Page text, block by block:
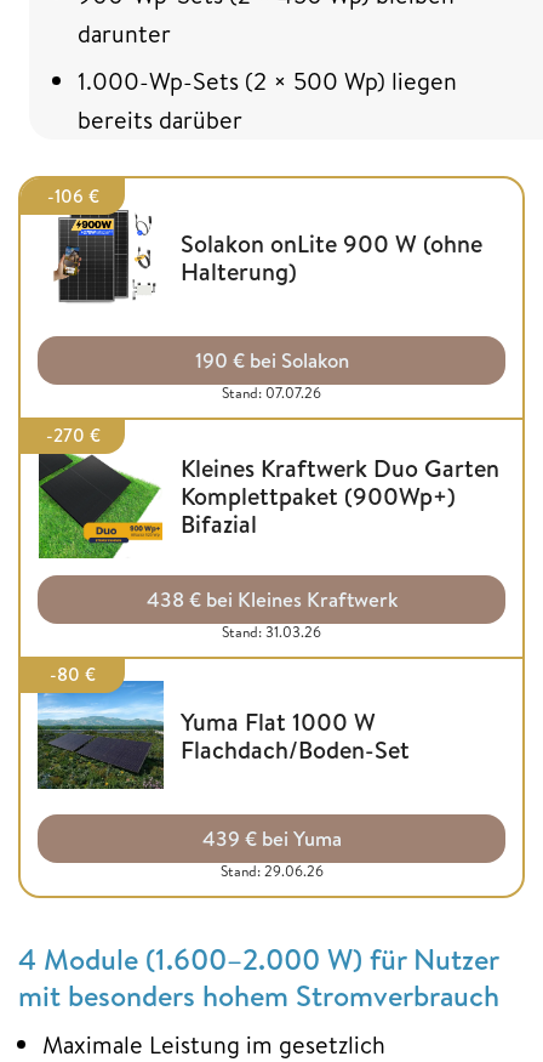
darunter
1.000-Wp-Sets (2 × 500 Wp) liegen
bereits darüber
-106 €
Solakon onLite 900 W (ohne
Halterung)
190 € bei Solakon
Stand: 07.07.26
-270 €
Kleines Kraftwerk Duo Garten
Komplettpaket (900Wp+)
Bifazial
438 € bei Kleines Kraftwerk
Stand: 31.03.26
-80 €
Yuma Flat 1000 W
Flachdach/Boden-Set
439 € bei Yuma
Stand: 29.06.26
4 Module (1.600–2.000 W) für Nutzer
mit besonders hohem Stromverbrauch
Maximale Leistung im gesetzlich